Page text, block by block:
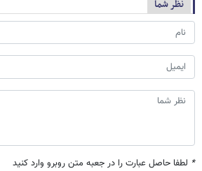
نظر شما
* لطفا حاصل عبارت را در جعبه متن روبرو وارد کنید